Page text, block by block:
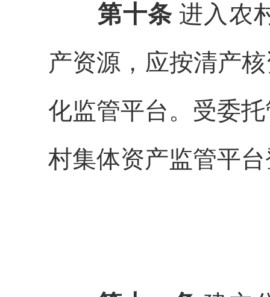
第十条 进入农
产资源，应按清产
化监管平台。受委
村集体资产监管平